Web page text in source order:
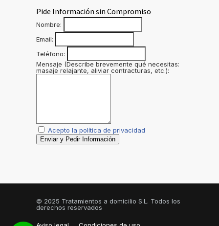
Pide Información sin Compromiso
Nombre:
Email:
Teléfono:
Mensaje (Describe brevemente qué necesitas:
masaje relajante, aliviar contracturas, etc.):
Acepto la política de privacidad
Enviar y Pedir Información
© 2025 Tratamientos a domicilio S.L. Todos los
derechos reservados